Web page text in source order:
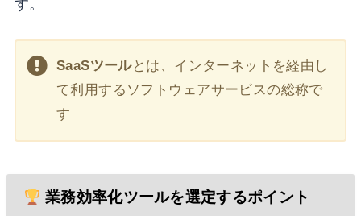
す。
SaaSツールとは、インターネットを経由し
て利用するソフトウェアサービスの総称で
す
業務効率化ツールを選定するポイント